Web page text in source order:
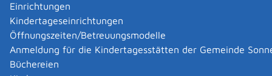
Einrichtungen
Kindertageseinrichtungen
Öffnungszeiten/Betreuungsmodelle
Anmeldung für die Kindertagesstätten der Gemeinde
Büchereien